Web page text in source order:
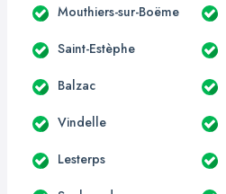
Mouthiers-sur-Boëme
Saint-Estèphe
Balzac
Vindelle
Lesterps